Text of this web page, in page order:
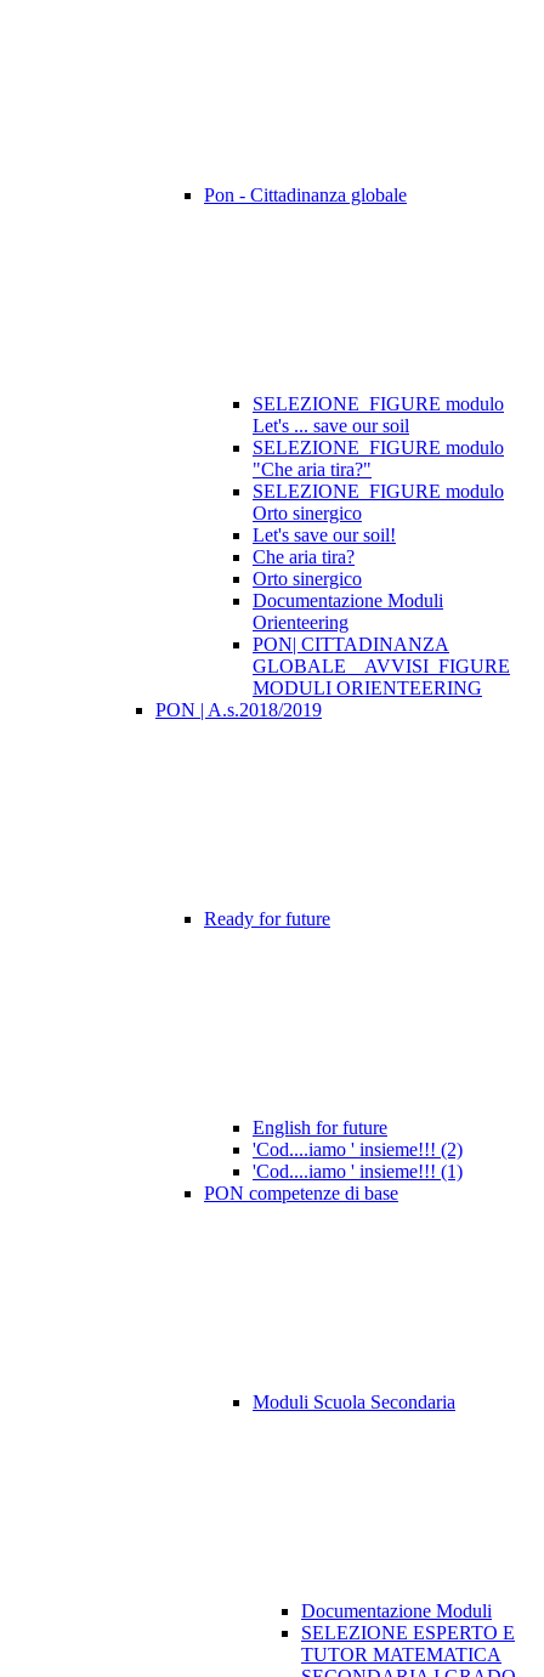
Pon - Cittadinanza globale
SELEZIONE_FIGURE modulo
Let's ... save our soil
SELEZIONE_FIGURE modulo
"Che aria tira?"
SELEZIONE_FIGURE modulo
Orto sinergico
Let's save our soil!
Che aria tira?
Orto sinergico
Documentazione Moduli
Orienteering
PON| CITTADINANZA
GLOBALE _ AVVISI_FIGURE
MODULI ORIENTEERING
PON | A.s.2018/2019
Ready for future
English for future
'Cod....iamo ' insieme!!! (2)
'Cod....iamo ' insieme!!! (1)
PON competenze di base
Moduli Scuola Secondaria
Documentazione Moduli
SELEZIONE ESPERTO E
TUTOR MATEMATICA